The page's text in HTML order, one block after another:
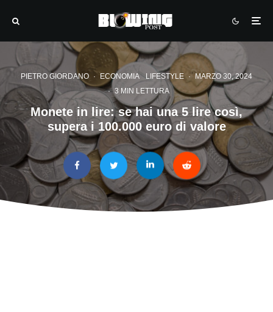
PIETRO GIORDANO · ECONOMIA LIFESTYLE · MARZO 30, 2024
· 3 MIN LETTURA
Monete in lire: se hai una 5 lire così,
supera i 100.000 euro di valore